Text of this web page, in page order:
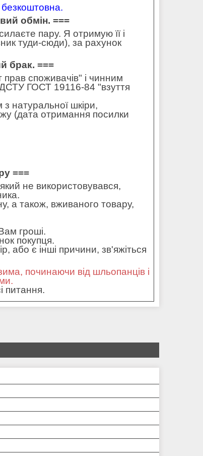
безкоштовна.
обмін. ===
пару. Я отримую її і
туди-сюди), за рахунок
брак. ===
прав споживачів" і чинним
ГОСТ 19116-84 "взуття
натуральної шкіри,
(дата отримання посилки
===
не використовувався,
а також, вживаного товару,
гроші.
покупця.
або є інші причини, зв'яжіться
починаючи від шльопанців і
питання.